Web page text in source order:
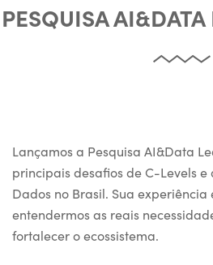
PESQUISA
Lançamos a Pesquisa AI&Data
principais desafios de C-Levels e
Dados no Brasil. Sua experiência
entendermos as reais
fortalecer o ecossistema.